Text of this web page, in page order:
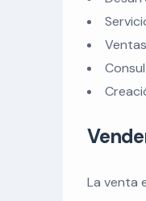
La venta